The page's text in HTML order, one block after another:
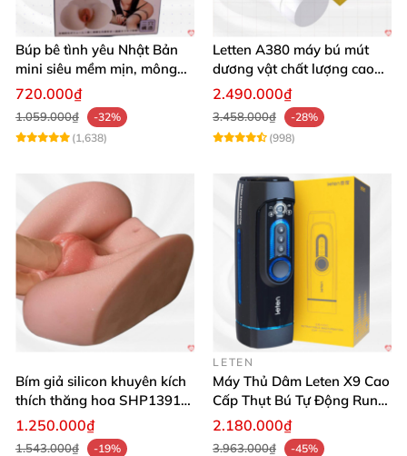
Búp bê tình yêu Nhật Bản
mini siêu mềm mịn, mông
tròn quyến rũ
720.000₫
1.059.000₫
-32%
(1,638)
Letten A380 máy bú mút
dương vật chất lượng cao
giá tốt
2.490.000₫
3.458.000₫
-28%
(998)
Bím giả silicon khuyên kích
thích thăng hoa SHP1391
ShopHanhPhuc
1.250.000₫
1.543.000₫
-19%
LETEN
Máy Thủ Dâm Leten X9 Cao
Cấp Thụt Bú Tự Động Rung
Rên
2.180.000₫
3.963.000₫
-45%